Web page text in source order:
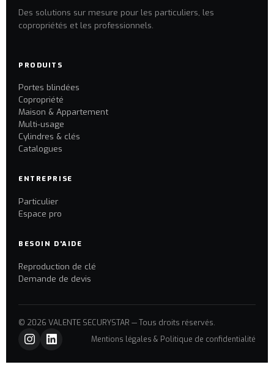
Des solutions sur mesure pour les particuliers, les
copropriétés et les professionnels.
PRODUITS
Portes blindées
Copropriété
Maison & Appartement
Multi-usage
Cylindres & clés
Catalogues
ENTREPRISE
Particulier
Espace pro
BESOIN D'AIDE
Reproduction de clé
Demande de devis
© 2026 VALENTE SECURYSTAR — Tous droits réservés.
Mentions légales & Politique de confidentialité